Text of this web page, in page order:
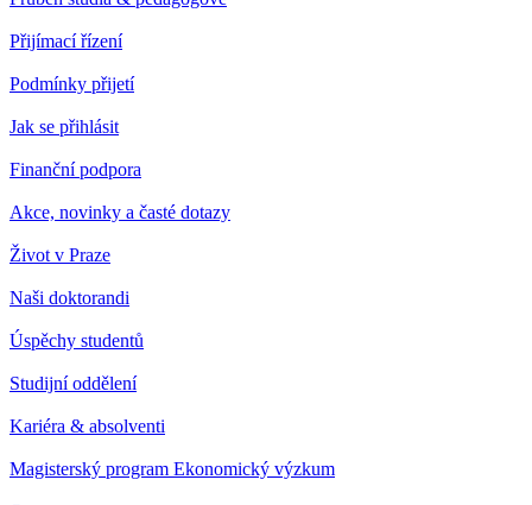
Přijímací řízení
Podmínky přijetí
Jak se přihlásit
Finanční podpora
Akce, novinky a časté dotazy
Život v Praze
Naši doktorandi
Úspěchy studentů
Studijní oddělení
Kariéra & absolventi
Magisterský program Ekonomický výzkum